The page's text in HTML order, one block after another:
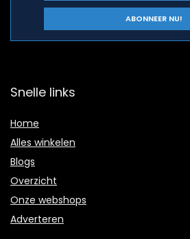
Snelle links
Home
Alles winkelen
Blogs
Overzicht
Onze webshops
Adverteren